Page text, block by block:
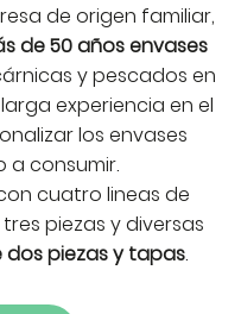
de origen familiar,
de 50 años envases
y pescados en
experiencia en el
los envases
a consumir.
cuatro lineas de
piezas y diversas
piezas y tapas.